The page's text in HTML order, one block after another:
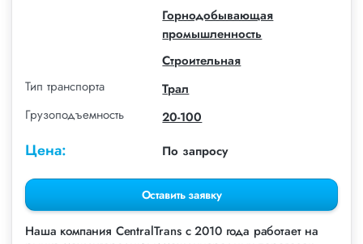
Горнодобывающая
промышленность
Строительная
Тип транспорта
Трал
Грузоподъемность
20-100
Цена: По запросу
Оставить заявку
Наша компания СentralTrans с 2010 года работает на